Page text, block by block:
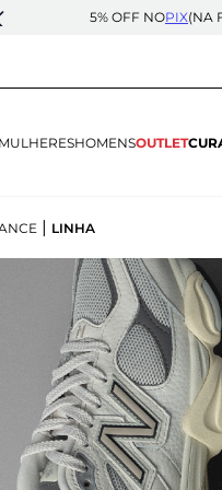
5% OFF NOPIX(NA
HOMENSOUTLET
| LINHA